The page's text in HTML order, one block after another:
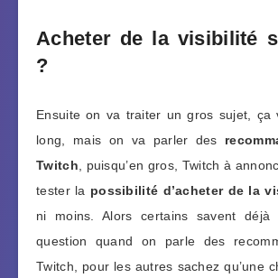
Acheter de la visibilité
?
Ensuite on va traiter un gros sujet, ça
long, mais on va parler des
Twitch, puisqu’en gros, Twitch à
tester la possibilité d’acheter de la
ni moins. Alors certains savent
question quand on parle des
Twitch, pour les autres sachez qu’une